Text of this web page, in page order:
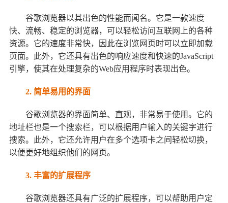
谷歌浏览器以其出色的性能而闻名。它是一款速度
快、流畅、稳定的浏览器，可以轻松访问互联网上的各种
资源。它的速度非常快，因此在浏览网页时可以立即加载
页面。此外，它还具有出色的响应速度和快速的JavaScript
引擎，使其在处理复杂的Web应用程序时表现出色。
2. 简单易用的界面
谷歌浏览器的界面简单、直观，非常易于使用。它的
地址栏也是一个搜索栏，可以根据用户输入的关键字进行
搜索。此外，它还允许用户在多个选项卡之间轻松切换，
以便更好地组织他们的网页。
3. 丰富的扩展程序
谷歌浏览器还具有广泛的扩展程序，可以帮助用户定